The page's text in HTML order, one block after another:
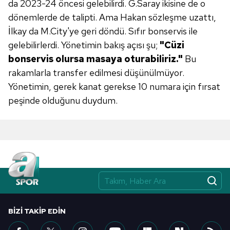
toplumu hizmetlerinin sunulması amacıyla
kullanılmaktadır. Diğer çerezler, sitemizin daha işlevsel
kılınması ve kişiselleştirilmesi ve sizlere yönelik
reklam/pazarlama faaliyetlerinin yapılması, amaçlarıyla
sınırlı olarak açık rızanız dahilinde kullanılacaktır.
Çerezlere ilişkin tercihlerinizi aşağıda yer alan panel
vasıtasıyla belirleyebilirsiniz. Çerezlere ilişkin detaylı bilgi
için Ayarlar butonuna tıklayabilir,
hazırlanmış Aydınlatma Metnimizi okumak ve sitemizde
ilgili mevzuata uygun olarak kullanılan çerezlerle ilgili bilgi
almak için lütfen
.
da 2023-24 öncesi gelebilirdi. G.Saray ikisine de o
dönemlerde de talipti. Ama Hakan sözleşme uzattı,
İlkay da M.City'ye geri döndü. Sıfır bonservis ile
gelebilirlerdi. Yönetimin bakış açısı şu; "Cüzi
bonservis olursa masaya oturabiliriz." Bu
rakamlarla transfer edilmesi düşünülmüyor.
Yönetimin, gerek kanat gerekse 10 numara için fırsat
peşinde olduğunu duydum.
BIZI TAKIP EDIN